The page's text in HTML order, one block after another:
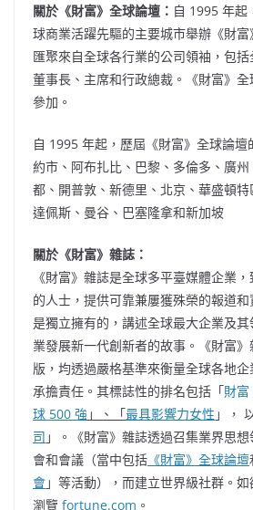
關於《財富》全球論壇： 自 1995 年起
球商業活躍先驅的主要城市舉辦《財
匯聚來自全球各行業的公司領袖，包
董事長、主席和行政總裁。《財富》
參加。
自 1995 年起，歷屆《財富》全球論
約市、阿布扎比、巴黎、多倫多、廣
都、開普敦、新德里、北京、華盛頓
達佩斯、曼谷、巴塞隆拿和新加坡
關於《財富》雜誌：
《財富》雜誌是全球多平臺媒體企業
的人士，提供可靠兼屢獲殊榮的報道
是獨立擁有的，講述全球最大企業及
業發展新一代創新者的故事。《財富
版，均透過嚴格基準來衡量全球各地
承擔責任。其標誌性的排名包括「財
球 500 強 」、「最具影響力女性 」，
司 」。《財富》雜誌透過召集業界思
會和會議（當中包括 《財富》全球論壇
會」等活動），而建立世界級社群。
瀏覽 fortune.com 。